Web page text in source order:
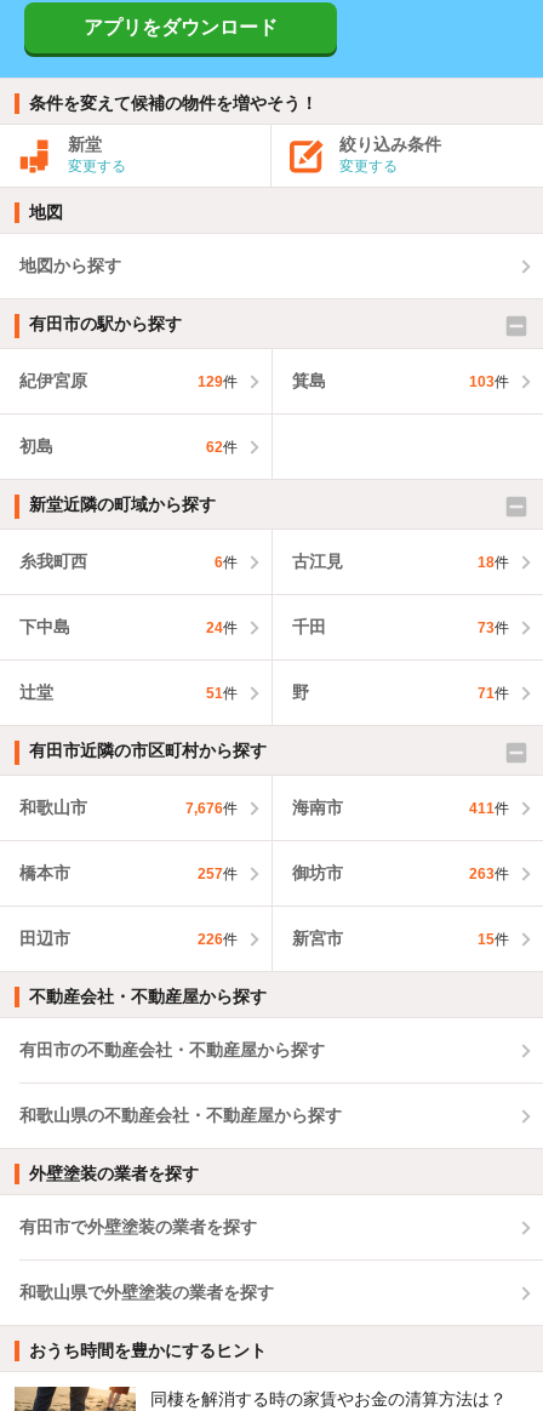
アプリをダウンロード
条件を変えて候補の物件を増やそう！
新堂
変更する
絞り込み条件
変更する
地図
地図から探す
有田市の駅から探す
紀伊宮原 129件 箕島 103件
初島 62件
新堂近隣の町域から探す
糸我町西 6件 古江見 18件
下中島 24件 千田 73件
辻堂 51件 野 71件
有田市近隣の市区町村から探す
和歌山市 7,676件 海南市 411件
橋本市 257件 御坊市 263件
田辺市 226件 新宮市 15件
不動産会社・不動産屋から探す
有田市の不動産会社・不動産屋から探す
和歌山県の不動産会社・不動産屋から探す
外壁塗装の業者を探す
有田市で外壁塗装の業者を探す
和歌山県で外壁塗装の業者を探す
おうち時間を豊かにするヒント
同棲を解消する時の家賃やお金の清算方法は？